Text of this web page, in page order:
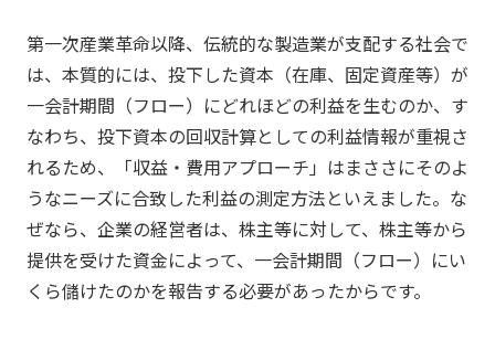
第一次産業革命以降、伝統的な製造業が支配する社会で
は、本質的には、投下した資本（在庫、固定資産等）が
一会計期間（フロー）にどれほどの利益を生むのか、す
なわち、投下資本の回収計算としての利益情報が重視さ
れるため、「収益・費用アプローチ」はまささにそのよ
うなニーズに合致した利益の測定方法といえました。な
ぜなら、企業の経営者は、株主等に対して、株主等から
提供を受けた資金によって、一会計期間（フロー）にい
くら儲けたのかを報告する必要があったからです。